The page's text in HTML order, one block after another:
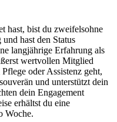
hast, bist du zweifelsohne
hast den Status
langjährige Erfahrung als
wertvollen Mitglied
oder Assistenz geht,
und unterstützt dein
dein Engagement
erhältst du eine
Woche.